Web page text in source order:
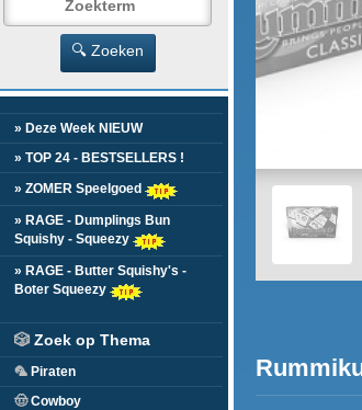
🔍 Zoeken
» Deze Week NIEUW
» TOP 24 - BESTSELLERS !
» ZOMER Speelgoed
» RAGE - Dumplings Bun
Squishy - Squeezy
» RAGE - Butter Squishy's -
Boter Squeezy
🎲 Zoek op Thema
🦜 Piraten
🤠Cowboy